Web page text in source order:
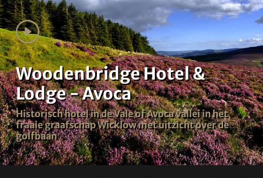
Woodenbridge Hotel &
Lodge - Avoca
Historisch hotel in de Vale of Avoca vallei in het
fraaie graafschap Wicklow met uitzicht over de
golfbaan